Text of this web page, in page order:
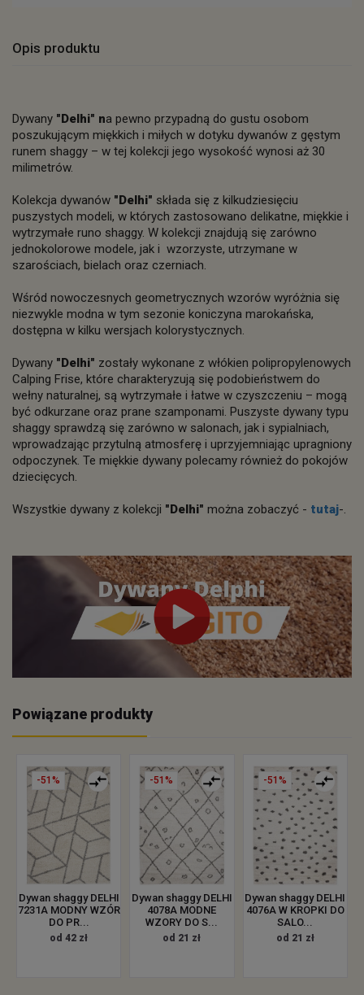
Opis produktu
Dywany "Delhi" na pewno przypadną do gustu osobom
poszukującym miękkich i miłych w dotyku dywanów z gęstym
runem shaggy – w tej kolekcji jego wysokość wynosi aż 30
milimetrów.
Kolekcja dywanów "Delhi" składa się z kilkudziesięciu
puszystych modeli, w których zastosowano delikatne, miękkie i
wytrzymałe runo shaggy. W kolekcji znajdują się zarówno
jednokolorowe modele, jak i wzorzyste, utrzymane w
szarościach, bielach oraz czerniach.
Wśród nowoczesnych geometrycznych wzorów wyróżnia się
niezwykle modna w tym sezonie koniczyna marokańska,
dostępna w kilku wersjach kolorystycznych.
Dywany "Delhi" zostały wykonane z włókien polipropylenowych
Calping Frise, które charakteryzują się podobieństwem do
wełny naturalnej, są wytrzymałe i łatwe w czyszczeniu – mogą
być odkurzane oraz prane szamponami. Puszyste dywany typu
shaggy sprawdzą się zarówno w salonach, jak i sypialniach,
wprowadzając przytulną atmosferę i uprzyjemniając upragniony
odpoczynek. Te miękkie dywany polecamy również do pokojów
dziecięcych.
Wszystkie dywany z kolekcji "Delhi" można zobaczyć - tutaj-.
Powiązane produkty
-51%
Dywan shaggy DELHI
7231A MODNY WZÓR
DO PR...
od 42 zł
-51%
Dywan shaggy DELHI
4078A MODNE
WZORY DO S...
od 21 zł
-51%
Dywan shaggy DELHI
4076A W KROPKI DO
SALO...
od 21 zł